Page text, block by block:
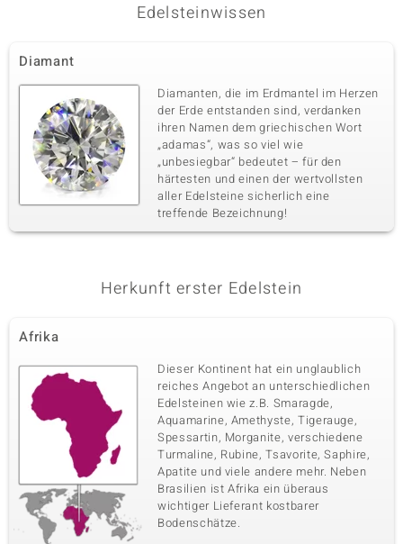
Edelsteinwissen
Diamant
Diamanten, die im Erdmantel im Herzen
der Erde entstanden sind, verdanken
ihren Namen dem griechischen Wort
„adamas“, was so viel wie
„unbesiegbar“ bedeutet – für den
härtesten und einen der wertvollsten
aller Edelsteine sicherlich eine
treffende Bezeichnung!
Herkunft erster Edelstein
Afrika
Dieser Kontinent hat ein unglaublich
reiches Angebot an unterschiedlichen
Edelsteinen wie z.B. Smaragde,
Aquamarine, Amethyste, Tigerauge,
Spessartin, Morganite, verschiedene
Turmaline, Rubine, Tsavorite, Saphire,
Apatite und viele andere mehr. Neben
Brasilien ist Afrika ein überaus
wichtiger Lieferant kostbarer
Bodenschätze.